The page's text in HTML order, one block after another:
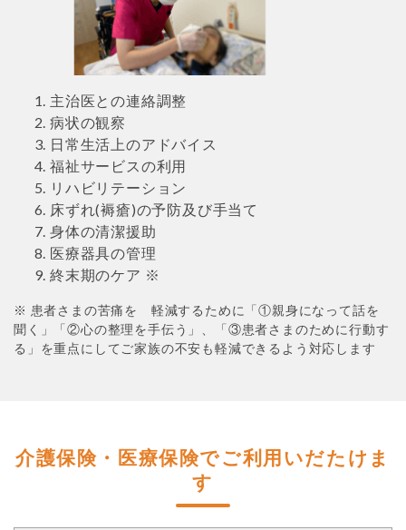
主治医との連絡調整
病状の観察
日常生活上のアドバイス
福祉サービスの利用
リハビリテーション
床ずれ(褥瘡)の予防及び手当て
身体の清潔援助
医療器具の管理
終末期のケア ※
※ 患者さまの苦痛を 軽減するために「①親身になって話を
聞く」「②心の整理を手伝う」、「③患者さまのために行動す
る」を重点にしてご家族の不安も軽減できるよう対応します
介護保険・医療保険でご利用いだたけま
す